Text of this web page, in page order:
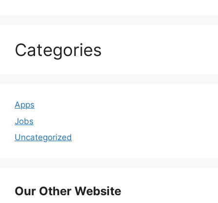
Categories
Apps
Jobs
Uncategorized
Our Other Website